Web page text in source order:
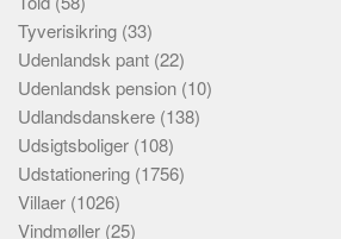
Tyverisikring (33)
Udenlandsk pant (22)
Udenlandsk pension (10)
Udlandsdanskere (138)
Udsigtsboliger (108)
Udstationering (1756)
Villaer (1026)
Vindmøller (25)